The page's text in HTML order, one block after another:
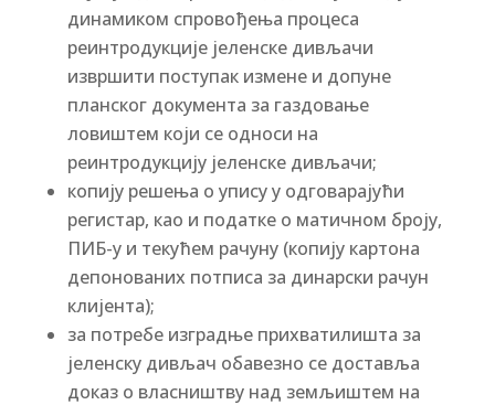
динамиком спровођења процеса
реинтродукције јеленске дивљачи
извршити поступак измене и допуне
планског документа за газдовање
ловиштем који се односи на
реинтродукцију јеленске дивљачи;
копију решења о упису у одговарајући
регистар, као и податке о матичном броју,
ПИБ-у и текућем рачуну (копију картона
депонованих потписа за динарски рачун
клијента);
за потребе изградње прихватилишта за
јеленску дивљач обавезно се доставља
доказ о власништву над земљиштем на